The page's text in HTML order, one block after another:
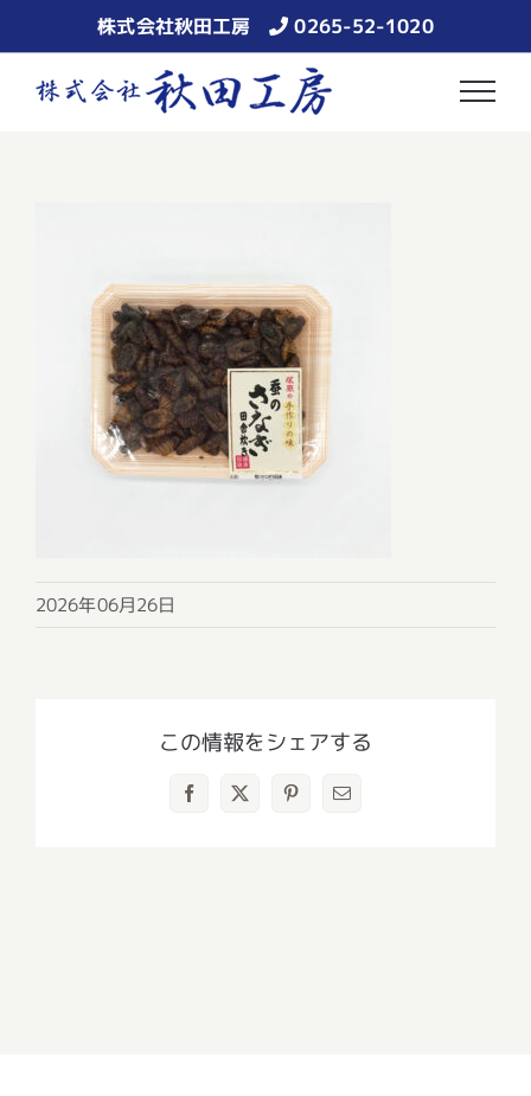
to
content
株式会社秋田工房 0265-52-1020
2026年06月26日
この情報をシェアする
Facebook
X Pinterest
電